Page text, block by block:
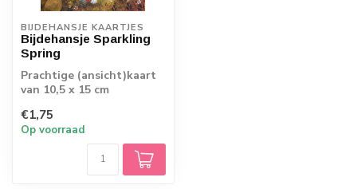
BIJDEHANSJE KAARTJES
Bijdehansje Sparkling
Spring
Prachtige (ansicht)kaart
van 10,5 x 15 cm
€1,75
Op voorraad